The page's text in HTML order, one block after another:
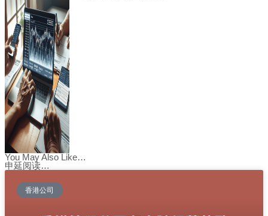
You May Also Like…
申延阅读…
香港公司